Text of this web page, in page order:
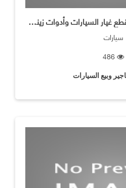
مؤسسة التاج العالمية لقطع غيار السيارات وأدوات زينةالسيارات
سيارات
وبيع السيارات